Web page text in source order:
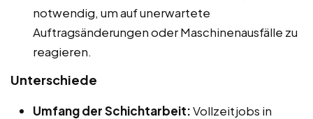
notwendig, um auf unerwartete
Auftragsänderungen oder Maschinenausfälle zu
reagieren.
Unterschiede
Umfang der Schichtarbeit:Vollzeitjobs in